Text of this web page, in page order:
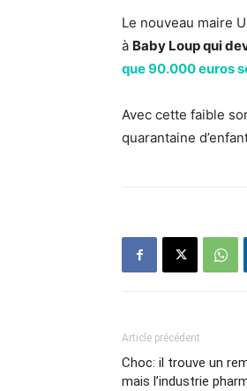
Le nouveau maire
à Baby Loup qui
que 90.000 euros
Avec cette faible
quarantaine
Article précédent
Choc: il trouve un
mais l’industrie